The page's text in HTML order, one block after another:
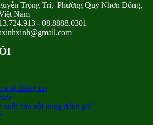
Trọng Trì, Phường Quy Nhơn Đông,
Nam
- 08.8888.0301
mật thông tin
xuất bản nội dung đánh giá